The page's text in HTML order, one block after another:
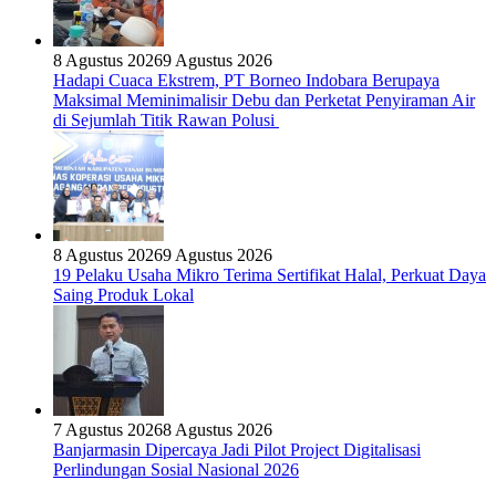
8 Agustus 20269 Agustus 2026
Hadapi Cuaca Ekstrem, PT Borneo Indobara Berupaya
Maksimal Meminimalisir Debu dan Perketat Penyiraman Air
di Sejumlah Titik Rawan Polusi
8 Agustus 20269 Agustus 2026
19 Pelaku Usaha Mikro Terima Sertifikat Halal, Perkuat Daya
Saing Produk Lokal
7 Agustus 20268 Agustus 2026
Banjarmasin Dipercaya Jadi Pilot Project Digitalisasi
Perlindungan Sosial Nasional 2026